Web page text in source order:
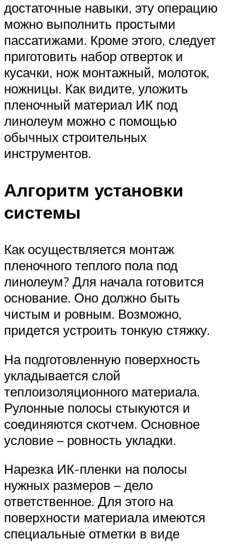
достаточные навыки, эту операцию
можно выполнить простыми
пассатижами. Кроме этого, следует
приготовить набор отверток и
кусачки, нож монтажный, молоток,
ножницы. Как видите, уложить
пленочный материал ИК под
линолеум можно с помощью
обычных строительных
инструментов.
Алгоритм установки
системы
Как осуществляется монтаж
пленочного теплого пола под
линолеум? Для начала готовится
основание. Оно должно быть
чистым и ровным. Возможно,
придется устроить тонкую стяжку.
На подготовленную поверхность
укладывается слой
теплоизоляционного материала.
Рулонные полосы стыкуются и
соединяются скотчем. Основное
условие – ровность укладки.
Нарезка ИК-пленки на полосы
нужных размеров – дело
ответственное. Для этого на
поверхности материала имеются
специальные отметки в виде